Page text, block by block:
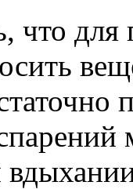
что для